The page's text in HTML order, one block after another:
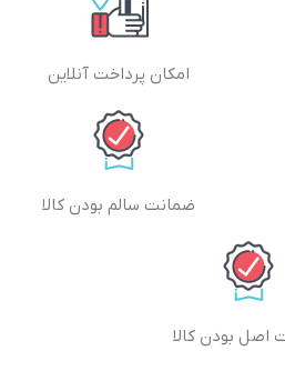
امکان پرداخت آنلاین
ضمانت سالم بودن کالا
اصل بودن کالا